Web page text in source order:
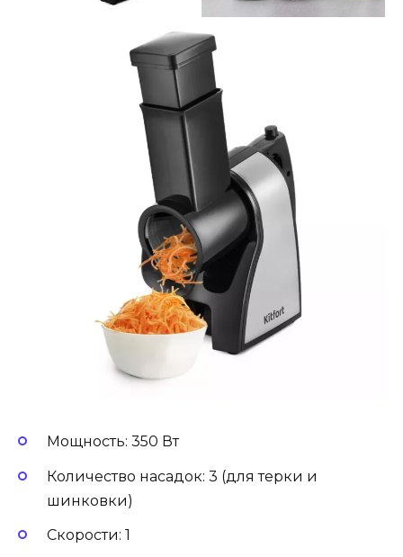
Мощность: 350 Вт
Количество насадок: 3 (для терки и
шинковки)
Скорости: 1